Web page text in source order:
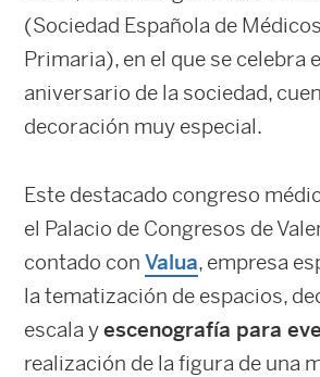
(Sociedad Española de
Primaria), en el que se celebra
aniversario de la sociedad,
decoración muy especial.
Este destacado congreso
el Palacio de Congresos de
contado con Valua, empresa
la tematización de espacios,
escala yescenografía para
realización de la figura de una